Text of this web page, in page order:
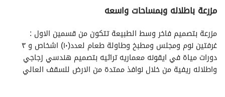
السياحة الاماكن القريبة
مزرعة باطلاله وبمساحات واسعه
مزرعة بتصميم فاخر وسط الطبيعة تتكون من قسمين الاول :